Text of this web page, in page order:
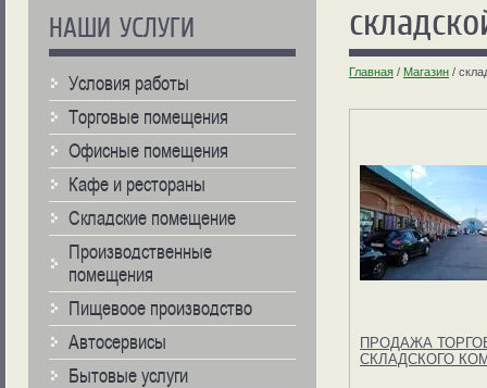
Главная / Магазин /
ПРОДАЖА
СКЛАДСКОГО
НАШИ УСЛУГИ
Условия работы
Торговые помещения
Офисные помещения
Кафе и рестораны
Складские помещение
Производственные
помещения
Пищевоое производство
Автосервисы
Бытовые услуги